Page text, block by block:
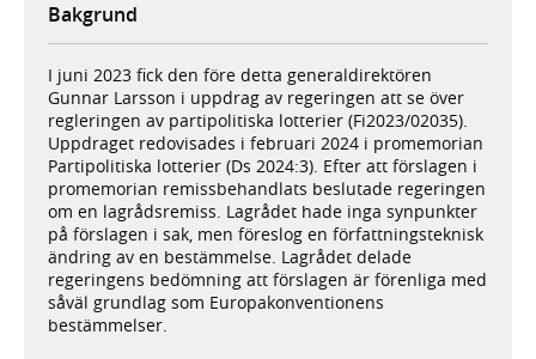
Bakgrund
I juni 2023 fick den före detta generaldirektören
Gunnar Larsson i uppdrag av regeringen att se över
regleringen av partipolitiska lotterier (Fi2023/02035).
Uppdraget redovisades i februari 2024 i promemorian
Partipolitiska lotterier (Ds 2024:3). Efter att förslagen i
promemorian remissbehandlats beslutade regeringen
om en lagrådsremiss. Lagrådet hade inga synpunkter
på förslagen i sak, men föreslog en författningsteknisk
ändring av en bestämmelse. Lagrådet delade
regeringens bedömning att förslagen är förenliga med
såväl grundlag som Europakonventionens
bestämmelser.